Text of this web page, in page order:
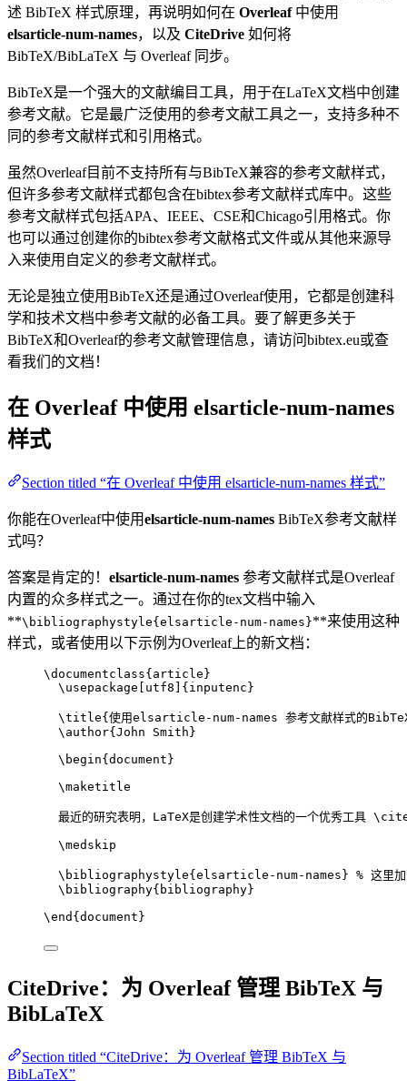
述 BibTeX 样式原理，再说明如何在 Overleaf中使用
elsarticle-num-names，以及 CiteDrive 如何将
BibTeX/BibLaTeX 与 Overleaf 同步。
BibTeX是一个强大的文献编目工具，用于在LaTeX文档中创建
参考文献。它是最广泛使用的参考文献工具之一，支持多种不
同的参考文献样式和引用格式。
虽然Overleaf目前不支持所有与BibTeX兼容的参考文献样式，
但许多参考文献样式都包含在bibtex参考文献样式库中。这些
参考文献样式包括APA、IEEE、CSE和Chicago引用格式。你
也可以通过创建你的bibtex参考文献格式文件或从其他来源导
入来使用自定义的参考文献样式。
无论是独立使用BibTeX还是通过Overleaf使用，它都是创建科
学和技术文档中参考文献的必备工具。要了解更多关于
BibTeX和Overleaf的参考文献管理信息，请访问bibtex.eu或查
看我们的文档！
在 Overleaf 中使用 elsarticle-num-names
样式
Section titled “在 Overleaf 中使用 elsarticle-num-names 样式”
你能在Overleaf中使用elsarticle-num-names BibTeX参考文献样
式吗？
答案是肯定的！ elsarticle-num-names 参考文献样式是Overleaf
内置的众多样式之一。通过在你的tex文档中输入
**\bibliographystyle{elsarticle-num-names}**来使用这种
样式，或者使用以下示例为Overleaf上的新文档：
\documentclass{ article }
\usepackage
utf8 ]{ inputenc }
\title{使用elsarticle-num-names 参考文献样式的
\author{John Smith}
\begin{ document }
\maketitle
最近的研究表明，LaTeX是创建学术性文档的一个优秀工具
\medskip
\bibliographystyle{elsarticle-num-names} % 这里
\bibliography{bibliography}
\end { document }
CiteDrive：为 Overleaf 管理 BibTeX 与
BibLaTeX
Section titled “CiteDrive：为 Overleaf 管理 BibTeX 与
BibLaTeX”